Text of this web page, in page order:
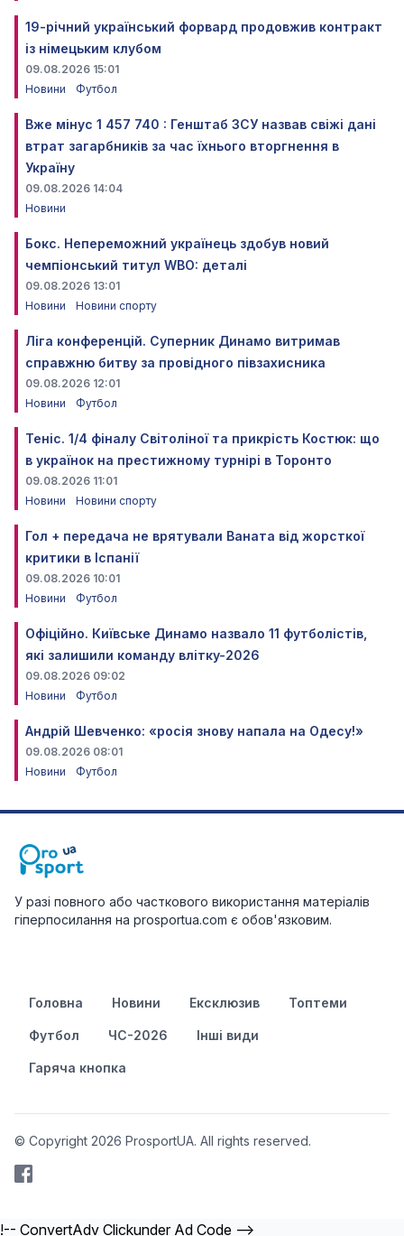
19-річний український форвард продовжив контракт
із німецьким клубом
09.08.2026 15:01
Новини
Футбол
Вже мінус 1 457 740 : Генштаб ЗСУ назвав свіжі дані
втрат загарбників за час їхнього вторгнення в
Україну
09.08.2026 14:04
Новини
Бокс. Непереможний українець здобув новий
чемпіонський титул WBO: деталі
09.08.2026 13:01
Новини
Новини спорту
Ліга конференцій. Суперник Динамо витримав
справжню битву за провідного півзахисника
09.08.2026 12:01
Новини
Футбол
Теніс. 1/4 фіналу Світоліної та прикрість Костюк: що
в українок на престижному турнірі в Торонто
09.08.2026 11:01
Новини
Новини спорту
Гол + передача не врятували Ваната від жорсткої
критики в Іспанії
09.08.2026 10:01
Новини
Футбол
Офіційно. Київське Динамо назвало 11 футболістів,
які залишили команду влітку-2026
09.08.2026 09:02
Новини
Футбол
Андрій Шевченко: «росія знову напала на Одесу!»
09.08.2026 08:01
Новини
Футбол
У разі повного або часткового використання матеріалів
гіперпосилання на prosportua.com є обов'язковим.
Головна Новини Ексклюзив Топтеми
Футбол ЧС-2026 Інші види
Гаряча кнопка
© Copyright 2026 ProsportUA. All rights reserved.
!-- ConvertAdv Clickunder Ad Code -->